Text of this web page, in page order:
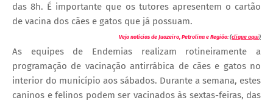
das 8h. É importante que os tutores apresentem o cartão
de vacina dos cães e gatos que já possuam.
Veja notícias de Juazeiro, Petrolina e Região: (clique aqui)
As equipes de Endemias realizam rotineiramente a
programação de vacinação antirrábica de cães e gatos no
interior do município aos sábados. Durante a semana, estes
caninos e felinos podem ser vacinados às sextas-feiras, das